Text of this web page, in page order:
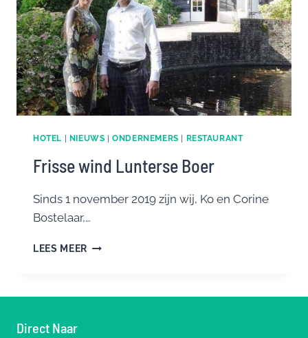
HOTEL NIEUWS |ONDERNEMERS RESTAURANT
Frisse wind Lunterse Boer
Sinds 1 november 2019 zijn wij, Ko en Corine
Bostelaar,…
LEES MEER FRISSE
Direct Naar